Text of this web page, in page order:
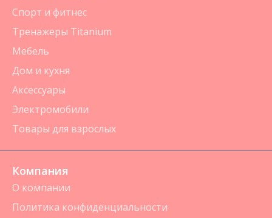
Спорт и фитнес
Тренажеры Titanium
Мебель
Дом и кухня
Аксессуары
Электромобили
Товары для взрослых
Компания
О компании
Политика конфиденциальности